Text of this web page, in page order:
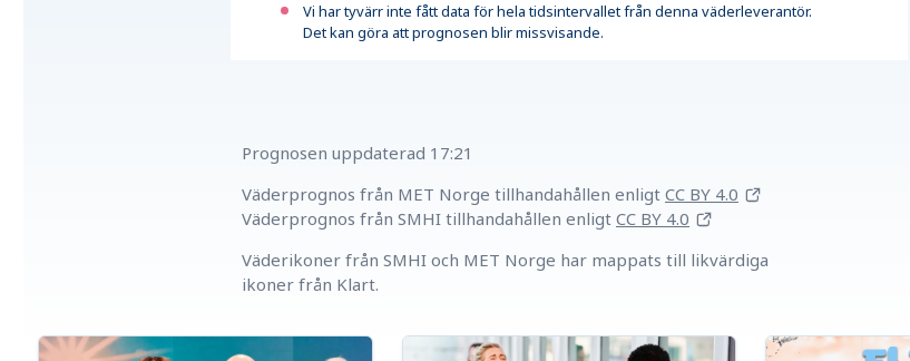
Vi har tyvärr inte fått data för hela tidsintervallet från denna väderleverantör.
Det kan göra att prognosen blir missvisande.
Prognosen uppdaterad 17:21
Väderprognos från MET Norge tillhandahållen enligt CC BY 4.0
Väderprognos från SMHI tillhandahållen enligt CC BY 4.0
Väderikoner från SMHI och MET Norge har mappats till likvärdiga
ikoner från Klart.